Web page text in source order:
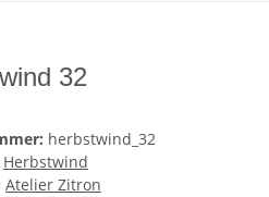
32
herbstwind_32
Herbstwind
Atelier Zitron